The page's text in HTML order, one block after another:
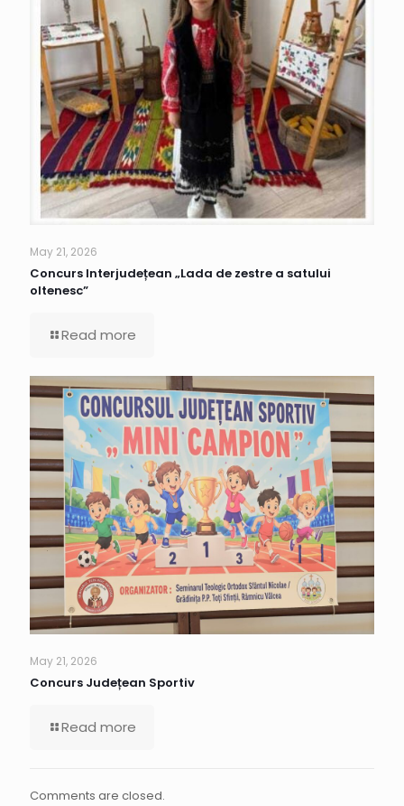
May 21, 2026
Concurs Interjudețean „Lada de zestre a satului
oltenesc”
Read more
May 21, 2026
Concurs Județean Sportiv
Read more
Comments are closed.